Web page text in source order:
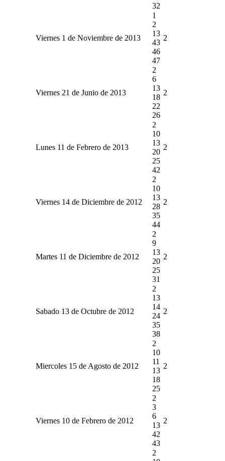
32
Viernes 1 de Noviembre de 2013
1
2
13
43
46
47
2
Viernes 21 de Junio de 2013
2
6
13
18
22
26
2
Lunes 11 de Febrero de 2013
2
10
13
20
25
42
2
Viernes 14 de Diciembre de 2012
2
10
13
28
35
44
2
Martes 11 de Diciembre de 2012
2
9
13
20
25
31
2
Sabado 13 de Octubre de 2012
2
13
14
24
35
38
2
Miercoles 15 de Agosto de 2012
2
10
11
13
18
25
2
Viernes 10 de Febrero de 2012
2
3
6
13
42
43
2
2